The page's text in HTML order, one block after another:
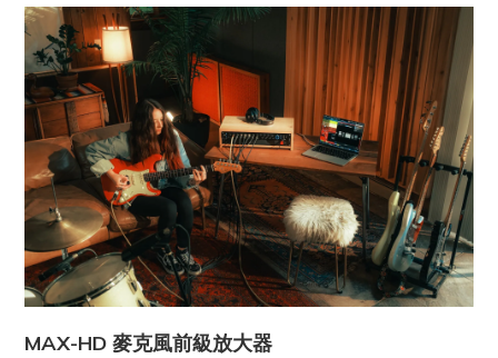
MAX-HD 麥克風前級放大器